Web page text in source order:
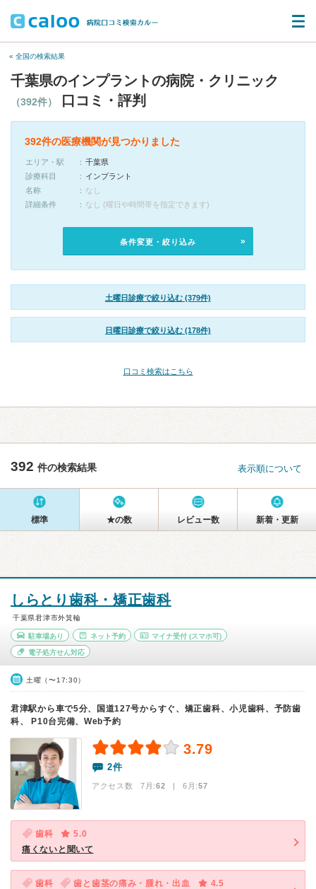
« 全国の検索結果
千葉県のインプラントの病院・クリニック
（392件） 口コミ・評判
392件の医療機関が見つかりました
エリア・駅
千葉県
診療科目
インプラント
名称
なし
詳細条件
なし (曜日や時間帯を指定できます)
条件変更・絞り込み
土曜日診療で絞り込む (379件)
日曜日診療で絞り込む (178件)
口コミ検索はこちら
392 件の検索結果 表示順について
標準 ★の数 レビュー数 新着・更新
しらとり歯科・矯正歯科
千葉県君津市外箕輪
駐車場あり ネット予約 マイナ受付 (スマホ可)
電子処方せん対応
土曜（〜17:30）
君津駅から車で5分、国道127号からすぐ、矯正歯科、小児歯科、予防歯
科、 P10台完備、Web予約
3.79
2件
アクセス数 7月:62 | 6月:57
歯科
5.0
痛くないと聞いて
歯科 歯と歯茎の痛み・腫れ・出血
4.5